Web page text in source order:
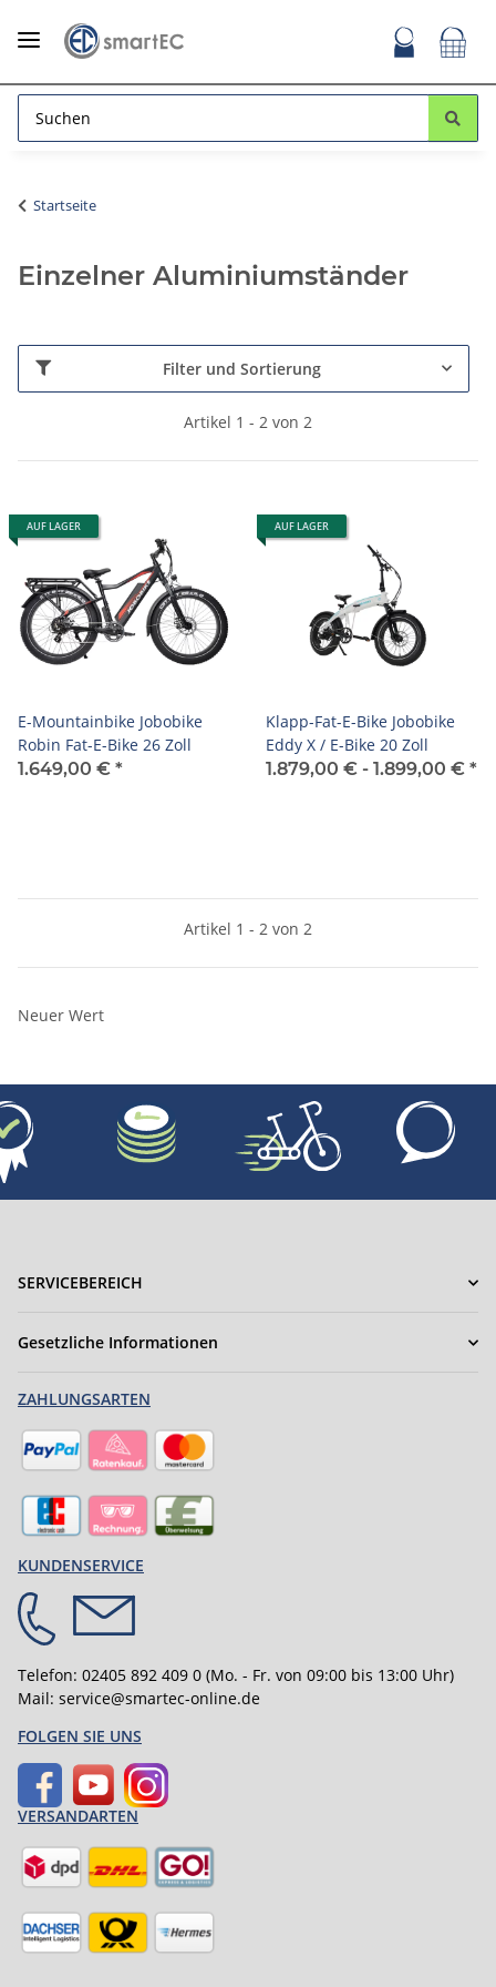
Startseite
Einzelner Aluminiumständer
Filter und Sortierung
Artikel 1 - 2 von 2
AUF LAGER
E-Mountainbike Jobobike
Robin Fat-E-Bike 26 Zoll
1.649,00 € *
AUF LAGER
Klapp-Fat-E-Bike Jobobike
Eddy X / E-Bike 20 Zoll
1.879,00 € - 1.899,00 € *
Artikel 1 - 2 von 2
Neuer Wert
SERVICEBEREICH
Gesetzliche Informationen
ZAHLUNGSARTEN
KUNDENSERVICE
Telefon: 02405 892 409 0 (Mo. - Fr. von 09:00 bis 13:00 Uhr)
Mail: service@smartec-online.de
FOLGEN SIE UNS
VERSANDARTEN